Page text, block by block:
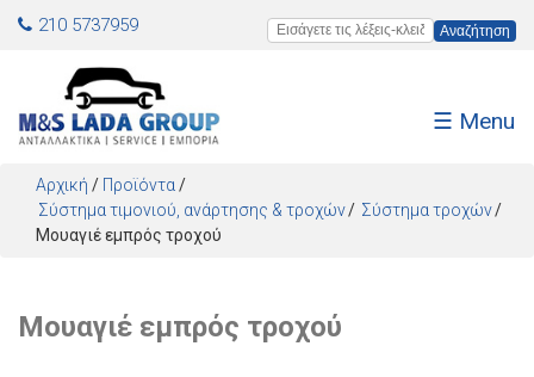
Jump to navigation
210 5737959 Εισάγετε τις λέξεις-κλειδιά
☰ Menu
Αρχική / Προϊόντα /
Σύστημα τιμονιού, ανάρτησης & τροχών
Σύστημα τροχών
Μουαγιέ εμπρός τροχού
Μουαγιέ εμπρός τροχού